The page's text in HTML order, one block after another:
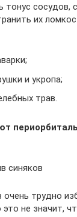
тонус сосудов,
их
и укропа;
трав.
синяков
трудно
это не значит,